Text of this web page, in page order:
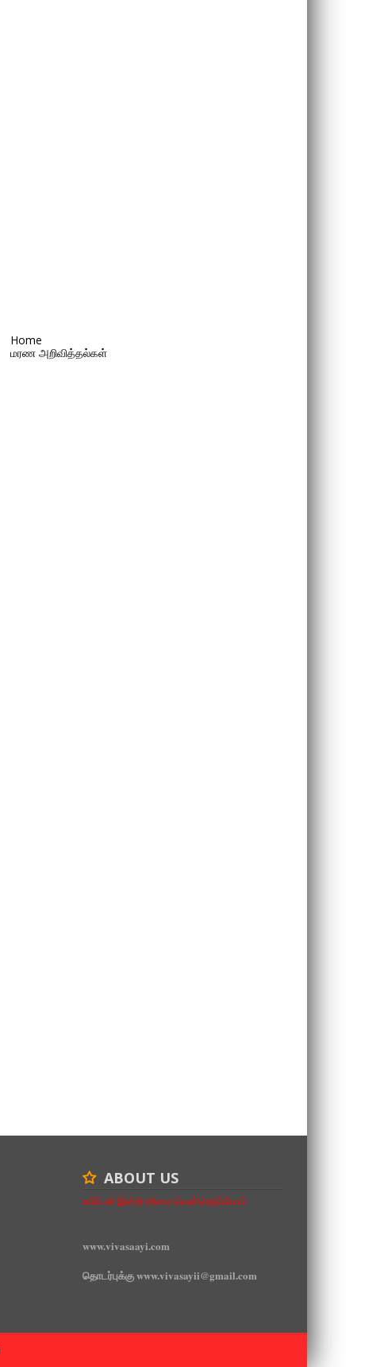
Home
மரண அறிவித்தல்கள்
ABOUT US
உயிர்பலி இன்றி உரிமை வென்றெடுப்போம்
www.vivasaayi.com
தொடர்புக்கு www.vivasayii@gmail.com